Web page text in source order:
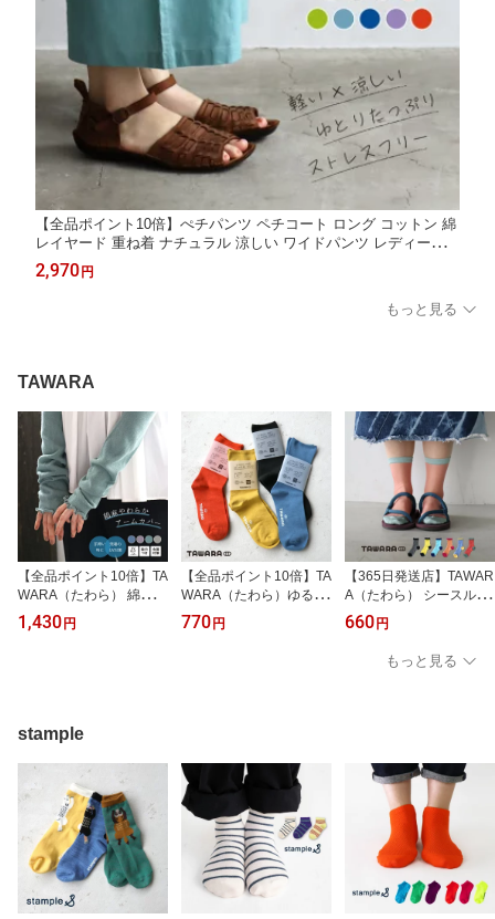
【全品ポイント10倍】ぺチパンツ ペチコート ロング コットン 綿
レイヤード 重ね着 ナチュラル 涼しい ワイドパンツ レディース
薄地 スカート ワンピース ボトムス インナー 黒 通気性 セットア
ップ ぺチパンツ 透け感 おしゃれ ゆったり カラフル 夏 t61105 T
2,970 円
もっと見る
TAWARA
【全品ポイント10倍】TA
WARA（たわら） 綿麻ア
ームカバー UVカット 綿
麻 指穴つき メロウ さら
ス 2026 春 夏 秋 t61214
1,430 円
【全品ポイント10倍】TA
WARA（たわら）ゆるの
び ゴムなし クルーソッ
クス 1P 無地 綿 靴下 キ
770 円
【365日発送店】TAWAR
A（たわら） シースルー
ボーダー ショートソック
ス 1P ボーダー シアー 靴
下 キッズ ジュニア レデ
ィース ショート クルー
m 24.0cm 24.5cm
660 円
もっと見る
stample